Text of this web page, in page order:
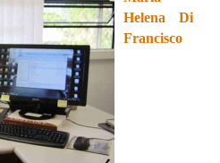
Helena Di
Francisco